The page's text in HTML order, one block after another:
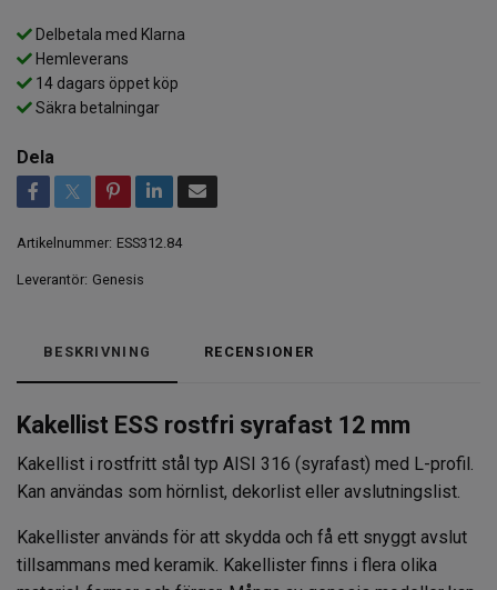
Delbetala med Klarna
Hemleverans
14 dagars öppet köp
Säkra betalningar
Dela
Artikelnummer: ESS312.84
Leverantör: Genesis
BESKRIVNING RECENSIONER
Kakellist ESS rostfri syrafast 12 mm
Kakellist i rostfritt stål typ AISI 316 (syrafast) med L-profil.
Kan användas som hörnlist, dekorlist eller avslutningslist.
Kakellister används för att skydda och få ett snyggt avslut
tillsammans med keramik. Kakellister finns i flera olika